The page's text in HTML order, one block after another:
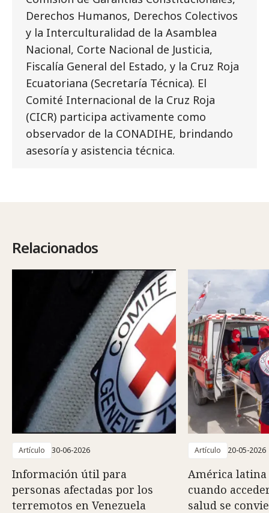
Derechos Humanos, Derechos Colectivos
y la Interculturalidad de la Asamblea
Nacional, Corte Nacional de Justicia,
Fiscalía General del Estado, y la Cruz Roja
Ecuatoriana (Secretaría Técnica). El
Comité Internacional de la Cruz Roja
(CICR) participa activamente como
observador de la CONADIHE, brindando
asesoría y asistencia técnica.
Relacionados
Artículo 30-06-2026
Información útil para
personas afectadas por los
terremotos en Venezuela
Artículo 20-05-2026
América latina
cuando
salud se